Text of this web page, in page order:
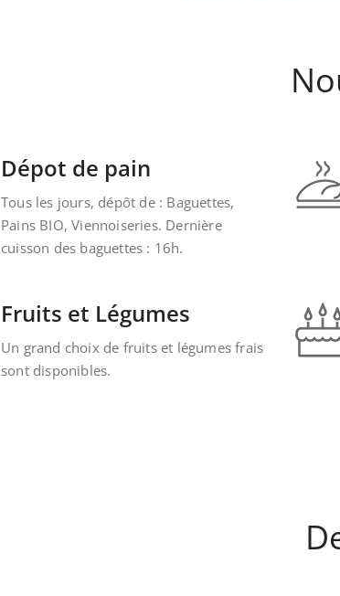
Dépot de pain
Tous les jours, dépôt de : Baguettes,
Pains BIO, Viennoiseries. Dernière
cuisson des baguettes : 16h.
Fruits et Légumes
Un grand choix de fruits et légumes frais
sont disponibles.